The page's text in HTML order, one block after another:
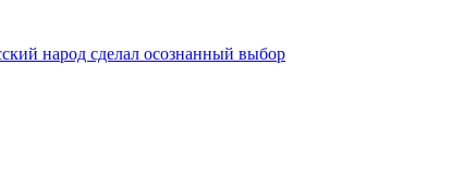
народ сделал осознанный выбор